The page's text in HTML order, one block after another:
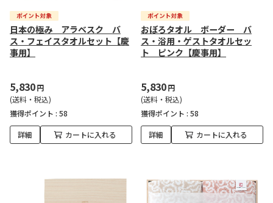
日本の極み アラベスク バ
ス・フェイスタオルセット【慶
事用】
5,830円
(送料・税込)
獲得ポイント : 58
詳細 カートに入れる
おぼろタオル ボーダー バ
ス・浴用・ゲストタオルセッ
ト ピンク【慶事用】
5,830円
(送料・税込)
獲得ポイント : 58
詳細 カートに入れる